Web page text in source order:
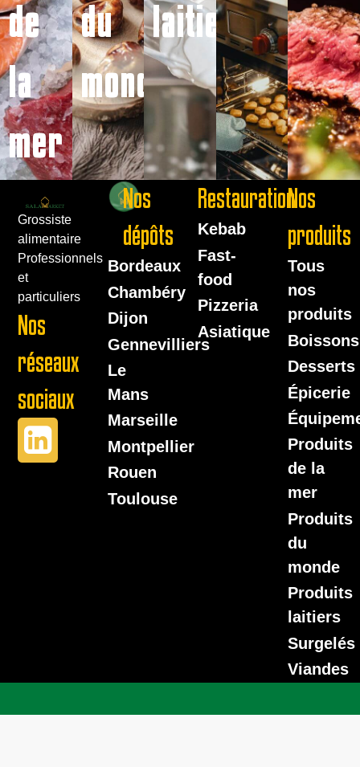
de
la
mer
du
monde
laitiers
Grossiste
alimentaire
Professionnels
et
particuliers
Nos
réseaux
sociaux
Nos
dépôts
Bordeaux
Chambéry
Dijon
Gennevilliers
Le
Mans
Marseille
Montpellier
Rouen
Toulouse
Restauration
Kebab
Fast-
food
Pizzeria
Asiatique
Nos
produits
Tous
nos
produits
Boissons
Desserts
Épicerie
Produits
de la
mer
Produits
du
monde
Produits
laitiers
Surgelés
Viandes